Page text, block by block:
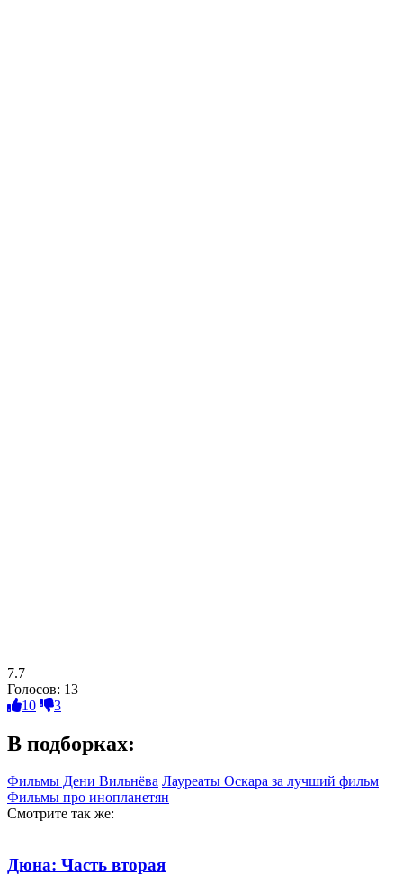
7.7
Голосов: 13
10
3
В подборках:
Фильмы Дени Вильнёва Лауреаты Оскара за лучший фильм
Фильмы про инопланетян
Смотрите так же:
Дюна: Часть вторая